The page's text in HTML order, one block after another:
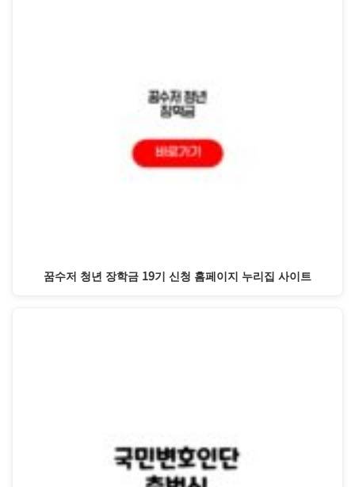
꿈수저 청년 장학금 19기 신청 홈페이지 누리집 사이트